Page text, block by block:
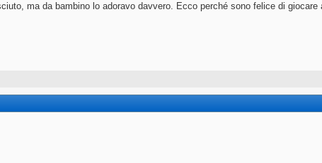
ma da bambino lo adoravo davvero. Ecco perché sono felice di giocare